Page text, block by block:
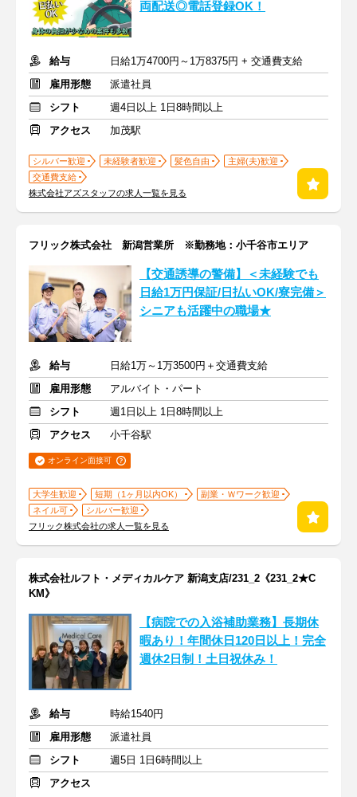
両配送◎電話登録OK！
給与
日給1万4700円～1万8375円 + 交通費支給
雇用形態
派遣社員
シフト
週4日以上 1日8時間以上
アクセス
加茂駅
シルバー歓迎 未経験者歓迎 髪色自由
主婦(夫)歓迎
交通費支給
株式会社アズスタッフの求人一覧を見る
フリック株式会社 新潟営業所 ※勤務地：小千谷市エリア
【交通誘導の警備】＜未経験でも
日給1万円保証/日払いOK/寮完備＞
シニアも活躍中の職場★
給与
日給1万～1万3500円＋交通費支給
雇用形態
アルバイト・パート
シフト
週1日以上 1日8時間以上
アクセス
小千谷駅
オンライン面接可
大学生歓迎 短期（1ヶ月以内OK）
副業・Ｗワーク歓迎
ネイル可
シルバー歓迎
フリック株式会社の求人一覧を見る
株式会社ルフト・メディカルケア 新潟支店/231_2《231_2★C
KM》
【病院での入浴補助業務】長期休
暇あり！年間休日120日以上！完全
週休2日制！土日祝休み！
給与
時給1540円
雇用形態
派遣社員
シフト
週5日 1日6時間以上
アクセス